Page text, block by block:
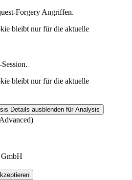
Forgery Angriffen.
bleibt nur für die aktuelle
bleibt nur für die aktuelle
Details ausblenden für Analysis